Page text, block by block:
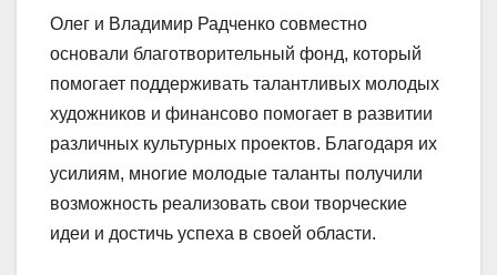
Олег и Владимир Радченко совместно
основали благотворительный фонд, который
помогает поддерживать талантливых молодых
художников и финансово помогает в развитии
различных культурных проектов. Благодаря их
усилиям, многие молодые таланты получили
возможность реализовать свои творческие
идеи и достичь успеха в своей области.